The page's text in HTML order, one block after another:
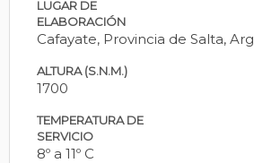
LUGAR DE
ELABORACIÓN
Cafayate, Provincia de Salta,
ALTURA (S.N.M.)
1700
TEMPERATURA DE
SERVICIO
8º a 11º C